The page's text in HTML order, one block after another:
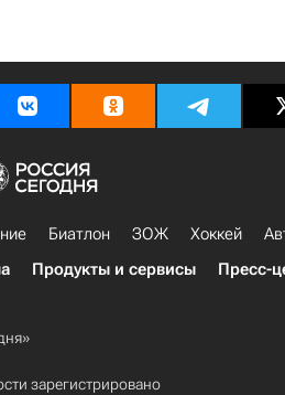
Биатлон ЗОЖ Хоккей
Продукты и сервисы Пресс-
зарегистрировано